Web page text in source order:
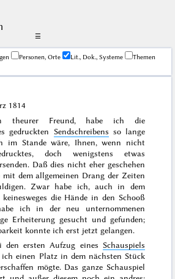
☰
Personen, Orte Lit., Dok., Systeme
Themen
1814
theurer Freund, habe ich die
gedruckten Sendschreibens so lange
im Stande wäre, Ihnen, wenn nicht
doch wenigstens etwas
Daß dies nicht eher geschehen
mit dem allgemeinen Drang der Zeiten
Zwar habe ich, auch in dem
keinesweges die Hände in den Schooß
ich in der neu unternommenen
Erheiterung gesucht und gefunden;
konnte ich erst jetzt gelangen.
den ersten Aufzug eines Schauspiels
ich einen Platz in dem nächsten Stück
mögte. Das ganze Schauspiel